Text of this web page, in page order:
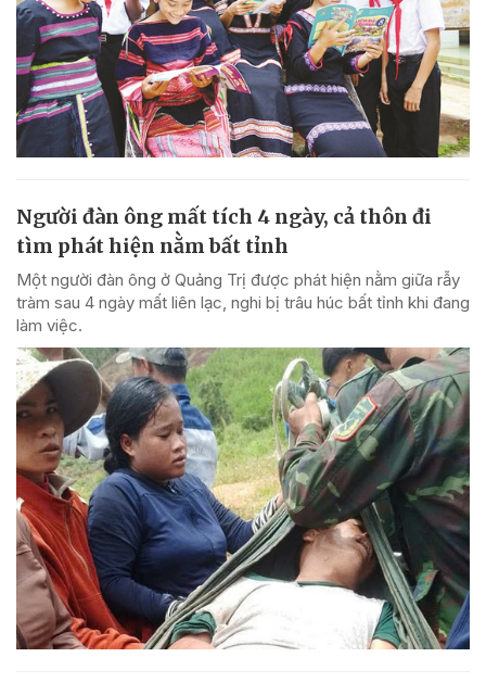
Người đàn ông mất tích 4 ngày, cả thôn đi
tìm phát hiện nằm bất tỉnh
Một người đàn ông ở Quảng Trị được phát hiện nằm giữa rẫy
tràm sau 4 ngày mất liên lạc, nghi bị trâu húc bất tỉnh khi đang
làm việc.